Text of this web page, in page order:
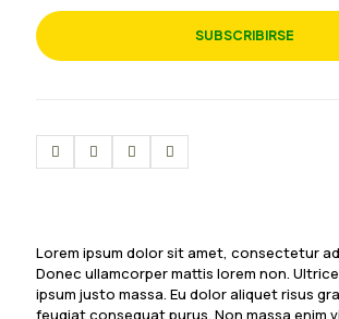
Lorem ipsum dolor sit amet, consectetur
Donec ullamcorper mattis lorem non.
ipsum justo massa. Eu dolor aliquet risus
feugiat consequat purus. Non massa enim